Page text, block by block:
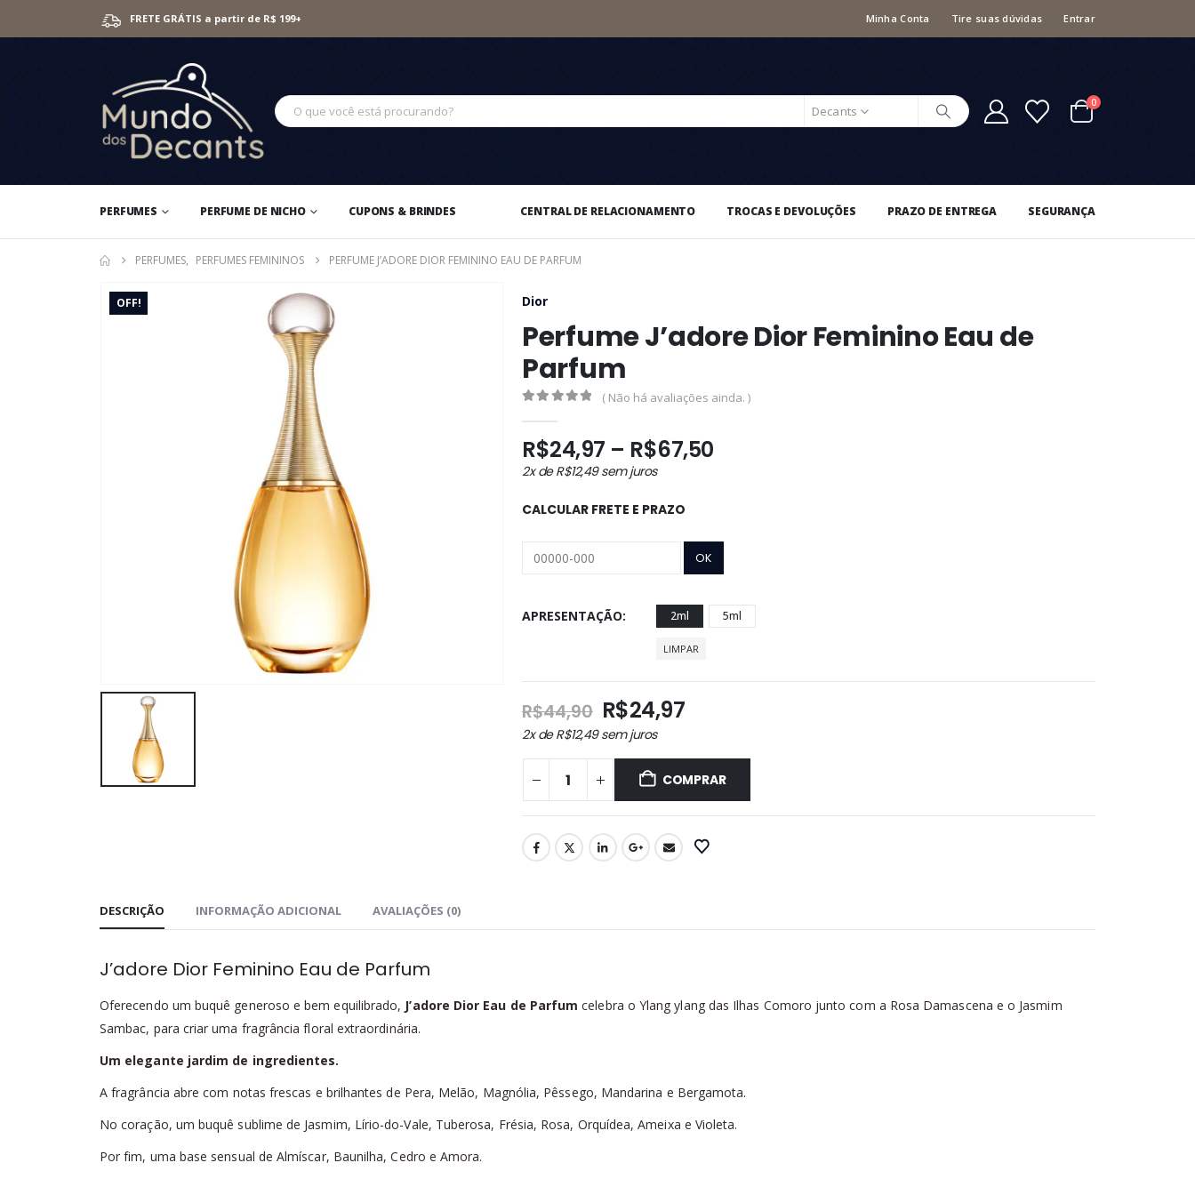
FRETE GRÁTIS a partir de R$ 199+ Minha Conta Tire suas dúvidas Entrar
Decants
0
PERFUMES PERFUME DE NICHO CUPONS & BRINDES CENTRAL DE RELACIONAMENTO TROCAS E DEVOLUÇÕES PRAZO DE ENTREGA SEGURANÇA
PERFUMES, PERFUMES FEMININOS PERFUME J’ADORE DIOR FEMININO EAU DE PARFUM
OFF! Dior
Perfume J’adore Dior Feminino Eau de
Parfum
( Não há avaliações ainda. )
R$24,97 – R$67,50Faixa
através
2x deR$12,49sem juros
CALCULAR FRETE E PRAZO
APRESENTAÇÃO 2ml 5ml
LIMPAR
R$44,90 O
preço
original
era:
R$44,90.
R$24,97O
atual
é:
R$24,97.
2x deR$12,49sem juros
COMPRAR
DESCRIÇÃO INFORMAÇÃO ADICIONAL AVALIAÇÕES (0)
J’adore Dior Feminino Eau de Parfum
Oferecendo um buquê generoso e bem equilibrado, J’adore Dior Eau de Parfum celebra o Ylang ylang das Ilhas Comoro junto com a Rosa Damascena e o Jasmim
Sambac, para criar uma fragrância floral extraordinária.
Um elegante jardim de ingredientes.
A fragrância abre com notas frescas e brilhantes de Pera, Melão, Magnólia, Pêssego, Mandarina e Bergamota.
No coração, um buquê sublime de Jasmim, Lírio-do-Vale, Tuberosa, Frésia, Rosa, Orquídea, Ameixa e Violeta.
Por fim, uma base sensual de Almíscar, Baunilha, Cedro e Amora.